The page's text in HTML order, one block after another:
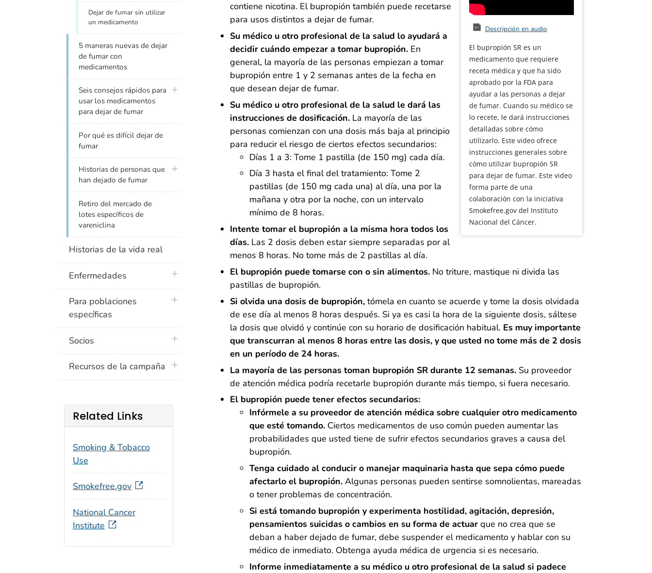
Descripción en audio
El bupropión SR es un
medicamento que requiere
receta médica y que ha sido
aprobado por la FDA para
ayudar a las personas a dejar
de fumar. Cuando su médico se
lo recete, le dará instrucciones
detalladas sobre cómo
utilizarlo. Este video ofrece
instrucciones generales sobre
cómo utilizar bupropión SR
para dejar de fumar. Este video
forma parte de una
colaboración con la iniciativa
Smokefree.gov del Instituto
Nacional del Cáncer.
contiene nicotina. El bupropión también puede recetarse
para usos distintos a dejar de fumar.
Su médico u otro profesional de la salud lo ayudará a
decidir cuándo empezar a tomar bupropión. En
general, la mayoría de las personas empiezan a tomar
bupropión entre 1 y 2 semanas antes de la fecha en
que desean dejar de fumar.
Su médico u otro profesional de la salud le dará las
instrucciones de dosificación. La mayoría de las
personas comienzan con una dosis más baja al principio
para reducir el riesgo de ciertos efectos secundarios:
Días 1 a 3: Tome 1 pastilla (de 150 mg) cada día.
Día 3 hasta el final del tratamiento: Tome 2
pastillas (de 150 mg cada una) al día, una por la
mañana y otra por la noche, con un intervalo
mínimo de 8 horas.
Intente tomar el bupropión a la misma hora todos los
días. Las 2 dosis deben estar siempre separadas por al
menos 8 horas. No tome más de 2 pastillas al día.
El bupropión puede tomarse con o sin alimentos. No triture, mastique ni divida las
pastillas de bupropión.
Si olvida una dosis de bupropión, tómela en cuanto se acuerde y tome la dosis olvidada
de ese día al menos 8 horas después. Si ya es casi la hora de la siguiente dosis, sáltese
la dosis que olvidó y continúe con su horario de dosificación habitual. Es muy importante
que transcurran al menos 8 horas entre las dosis, y que usted no tome más de 2 dosis
en un período de 24 horas.
La mayoría de las personas toman bupropión SR durante 12 semanas. Su proveedor
de atención médica podría recetarle bupropión durante más tiempo, si fuera necesario.
El bupropión puede tener efectos secundarios:
Infórmele a su proveedor de atención médica sobre cualquier otro medicamento
que esté tomando. Ciertos medicamentos de uso común pueden aumentar las
probabilidades que usted tiene de sufrir efectos secundarios graves a causa del
bupropión.
Tenga cuidado al conducir o manejar maquinaria hasta que sepa cómo puede
afectarlo el bupropión. Algunas personas pueden sentirse somnolientas, mareadas
o tener problemas de concentración.
Si está tomando bupropión y experimenta hostilidad, agitación, depresión,
pensamientos suicidas o cambios en su forma de actuar que no crea que se
deban a haber dejado de fumar, debe suspender el medicamento y hablar con su
médico de inmediato. Obtenga ayuda médica de urgencia si es necesario.
Informe inmediatamente a su médico u otro profesional de la salud si padece
Dejar de fumar sin utilizar
un medicamento
5 maneras nuevas de dejar
de fumar con
medicamentos
Seis consejos rápidos para
usar los medicamentos
para dejar de fumar
plus icon
Por qué es difícil dejar de
fumar
Historias de personas que
han dejado de fumar
plus icon
Retiro del mercado de
lotes específicos de
vareniclina
Historias de la vida real
Enfermedades plus icon
Para poblaciones
específicas
plus icon
Socios plus icon
Recursos de la campaña plus icon
Related Links
Smoking & Tobacco
Use
Smokefree.gov
National Cancer
Institute